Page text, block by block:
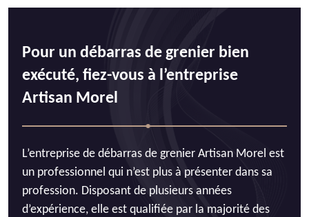
Pour un débarras de grenier bien
exécuté, fiez-vous à l’entreprise
Artisan Morel
L’entreprise de débarras de grenier Artisan Morel est
un professionnel qui n’est plus à présenter dans sa
profession. Disposant de plusieurs années
d’expérience, elle est qualifiée par la majorité des